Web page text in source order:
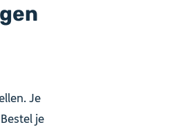
Je
je